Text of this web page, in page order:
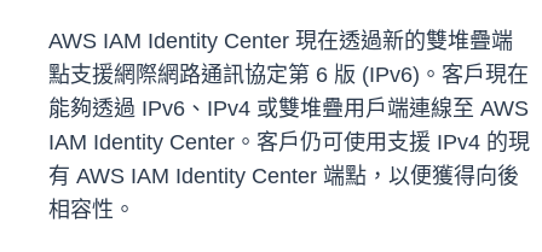
AWS IAM Identity Center 現在透過新的雙堆疊端
點支援網際網路通訊協定第 6 版 (IPv6)。客戶現在
能夠透過 IPv6、IPv4 或雙堆疊用戶端連線至 AWS
IAM Identity Center。客戶仍可使用支援 IPv4 的現
有 AWS IAM Identity Center 端點，以便獲得向後
相容性。